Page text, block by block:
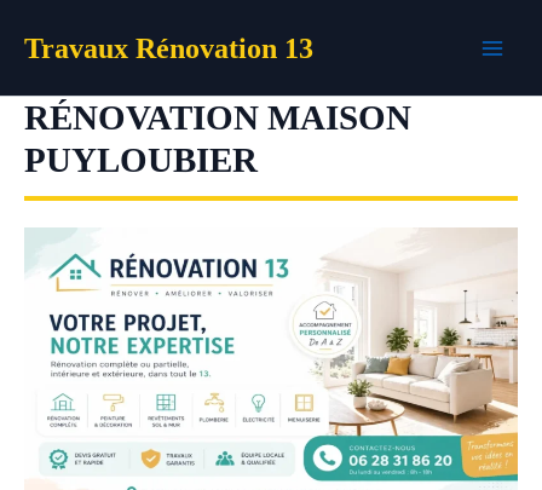
Travaux Rénovation 13
RÉNOVATION MAISON
PUYLOUBIER